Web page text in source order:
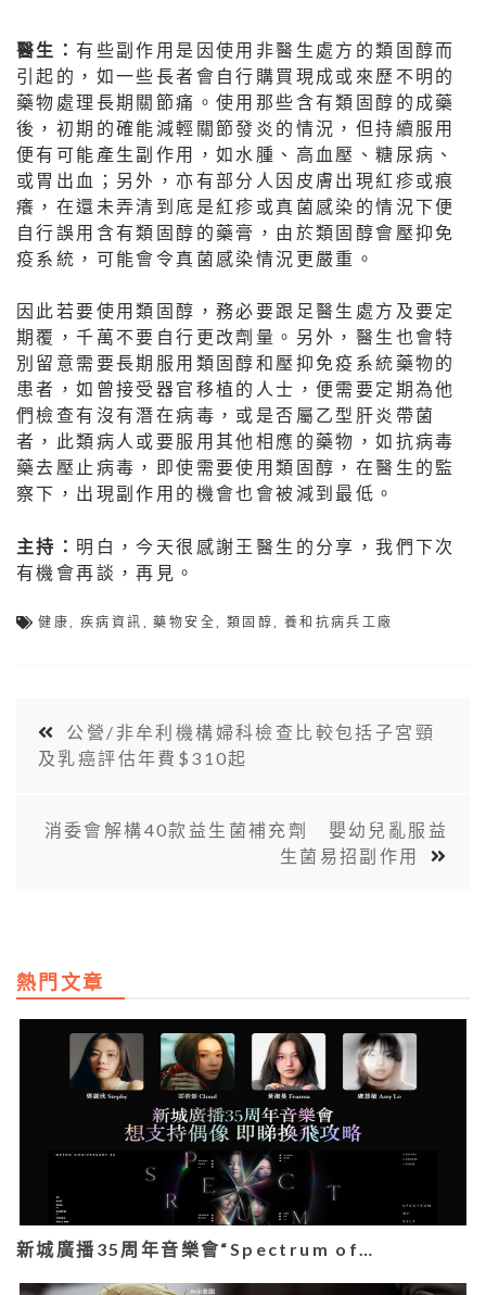
醫生：有些副作用是因使用非醫生處方的類固醇而
引起的，如一些長者會自行購買現成或來歷不明的
藥物處理長期關節痛。使用那些含有類固醇的成藥
後，初期的確能減輕關節發炎的情況，但持續服用
便有可能產生副作用，如水腫、高血壓、糖尿病、
或胃出血；另外，亦有部分人因皮膚出現紅疹或痕
癢，在還未弄清到底是紅疹或真菌感染的情況下便
自行誤用含有類固醇的藥膏，由於類固醇會壓抑免
疫系統，可能會令真菌感染情況更嚴重。
因此若要使用類固醇，務必要跟足醫生處方及要定
期覆，千萬不要自行更改劑量。另外，醫生也會特
別留意需要長期服用類固醇和壓抑免疫系統藥物的
患者，如曾接受器官移植的人士，便需要定期為他
們檢查有沒有潛在病毒，或是否屬乙型肝炎帶菌
者，此類病人或要服用其他相應的藥物，如抗病毒
藥去壓止病毒，即使需要使用類固醇，在醫生的監
察下，出現副作用的機會也會被減到最低。
主持： 明白，今天很感謝王醫生的分享，我們下次
有機會再談，再見。
健康 ,疾病資訊 ,藥物安全 類固醇 養和抗病兵工廠
公營/非牟利機構婦科檢查比較包括子宮頸
及乳癌評估年費$310起
消委會解構40款益生菌補充劑 嬰幼兒亂服益
生菌易招副作用
熱門文章
新城廣播35周年音樂會“Spectrum of…